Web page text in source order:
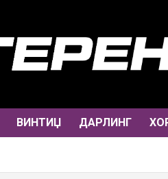
ВИНТИЏ ДАРЛИНГ